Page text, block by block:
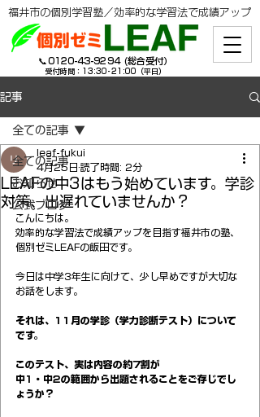
​福井市の個別学習塾／効率的な学習法で成績アップ
​📞 0120-43-9294(総合受付）
受付時間：13:30-21:00（平日）
記事
全ての記事
お知らせ
公式ブログ
全ての記事
LEAFの中3はもう始めています。学診
対策、出遅れていませんか？
leaf-fukui
4月25日 読了時間: 2分
こんにちは。
効率的な学習法で成績アップを目指す福井市の塾、
個別ゼミLEAFの飯田です。
今日は中学3年生に向けて、少し早めですが大切な
お話をします。
それは、11月の学診（学力診断テスト）について
です。
このテスト、実は内容の約7割が
中1・中2の範囲から出題されることをご存じでし
ょうか？